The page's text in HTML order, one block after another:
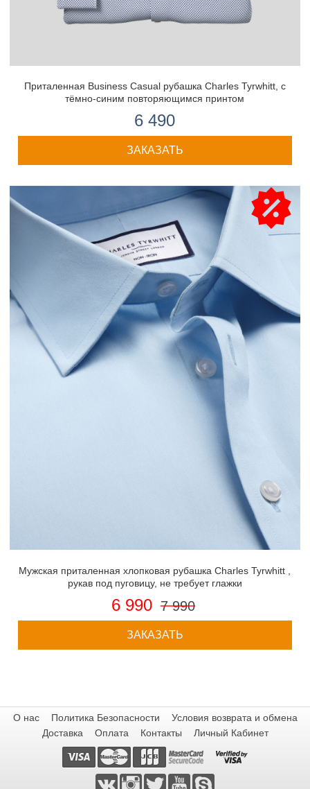
Приталенная Business Casual рубашка Charles Tyrwhitt, с
тёмно-синим повторяющимся принтом
6 490
ЗАКАЗАТЬ
Мужская приталенная хлопковая рубашка Charles Tyrwhitt ,
рукав под пуговицу, не требует глажки
6 990 7 990
ЗАКАЗАТЬ
О нас Политика Безопасности
Условия возврата и обмена
Доставка
Оплата Контакты Личный Кабинет